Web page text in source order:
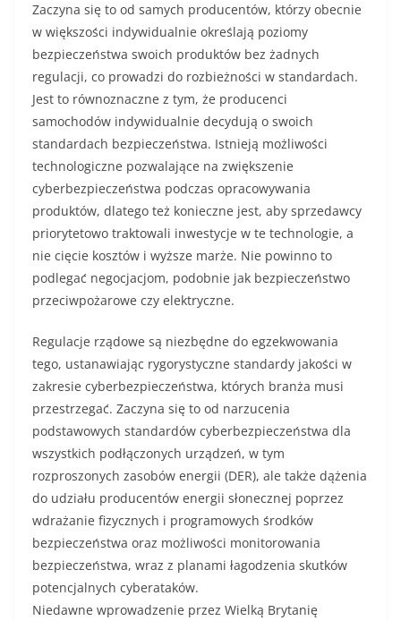
Zaczyna się to od samych producentów, którzy obecnie
w większości indywidualnie określają poziomy
bezpieczeństwa swoich produktów bez żadnych
regulacji, co prowadzi do rozbieżności w standardach.
Jest to równoznaczne z tym, że producenci
samochodów indywidualnie decydują o swoich
standardach bezpieczeństwa. Istnieją możliwości
technologiczne pozwalające na zwiększenie
cyberbezpieczeństwa podczas opracowywania
produktów, dlatego też konieczne jest, aby sprzedawcy
priorytetowo traktowali inwestycje w te technologie, a
nie cięcie kosztów i wyższe marże. Nie powinno to
podlegać negocjacjom, podobnie jak bezpieczeństwo
przeciwpożarowe czy elektryczne.
Regulacje rządowe są niezbędne do egzekwowania
tego, ustanawiając rygorystyczne standardy jakości w
zakresie cyberbezpieczeństwa, których branża musi
przestrzegać. Zaczyna się to od narzucenia
podstawowych standardów cyberbezpieczeństwa dla
wszystkich podłączonych urządzeń, w tym
rozproszonych zasobów energii (DER), ale także dążenia
do udziału producentów energii słonecznej poprzez
wdrażanie fizycznych i programowych środków
bezpieczeństwa oraz możliwości monitorowania
bezpieczeństwa, wraz z planami łagodzenia skutków
potencjalnych cyberataków.
Niedawne wprowadzenie przez Wielką Brytanię